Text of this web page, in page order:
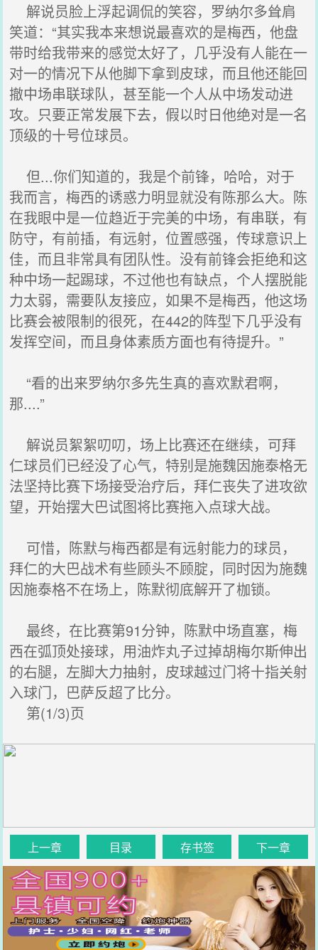
解说员脸上浮起调侃的笑容，罗纳尔多耸肩
笑道：“其实我本来想说最喜欢的是梅西，他盘
带时给我带来的感觉太好了，几乎没有人能在一
对一的情况下从他脚下拿到皮球，而且他还能回
撤中场串联球队，甚至能一个人从中场发动进
攻。只要正常发展下去，假以时日他绝对是一名
顶级的十号位球员。
但...你们知道的，我是个前锋，哈哈，对于
我而言，梅西的诱惑力明显就没有陈那么大。陈
在我眼中是一位趋近于完美的中场，有串联，有
防守，有前插，有远射，位置感强，传球意识上
佳，而且非常具有团队性。没有前锋会拒绝和这
种中场一起踢球，不过他也有缺点，个人摆脱能
力太弱，需要队友接应，如果不是梅西，他这场
比赛会被限制的很死，在442的阵型下几乎没有
发挥空间，而且身体素质方面也有待提升。”
“看的出来罗纳尔多先生真的喜欢默君啊，
那....”
解说员絮絮叨叨，场上比赛还在继续，可拜
仁球员们已经没了心气，特别是施魏因施泰格无
法坚持比赛下场接受治疗后，拜仁丧失了进攻欲
望，开始摆大巴试图将比赛拖入点球大战。
可惜，陈默与梅西都是有远射能力的球员，
拜仁的大巴战术有些顾头不顾腚，同时因为施魏
因施泰格不在场上，陈默彻底解开了枷锁。
最终，在比赛第91分钟，陈默中场直塞，梅
西在弧顶处接球，用油炸丸子过掉胡梅尔斯伸出
的右腿，左脚大力抽射，皮球越过门将十指关射
入球门，巴萨反超了比分。
第(1/3)页
上一章 目录 存书签 下一章